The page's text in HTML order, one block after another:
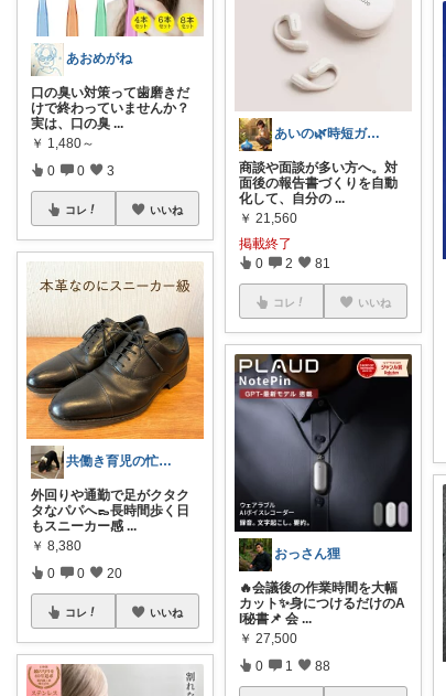
あおめがね
口の臭い対策って歯磨きだ
けで終わっていませんか？
実は、口の臭 ...
￥ 1,480～
0 0 3
コレ いいね
共働き育児の忙しくても家が回る暮らし
外回りや通勤で足がクタク
タなパパへ👞長時間歩く日
もスニーカー感 ...
￥ 8,380
0 0 20
コレ いいね
あいの🌿時短ガジェットと賢い暮らし
商談や面談が多い方へ。対
面後の報告書づくりを自動
化して、自分の ...
￥ 21,560
掲載終了
0 2 81
コレ いいね
おっさん狸
🔥会議後の作業時間を大幅
カット✨身につけるだけのA
I秘書📌 会 ...
￥ 27,500
0 1 88